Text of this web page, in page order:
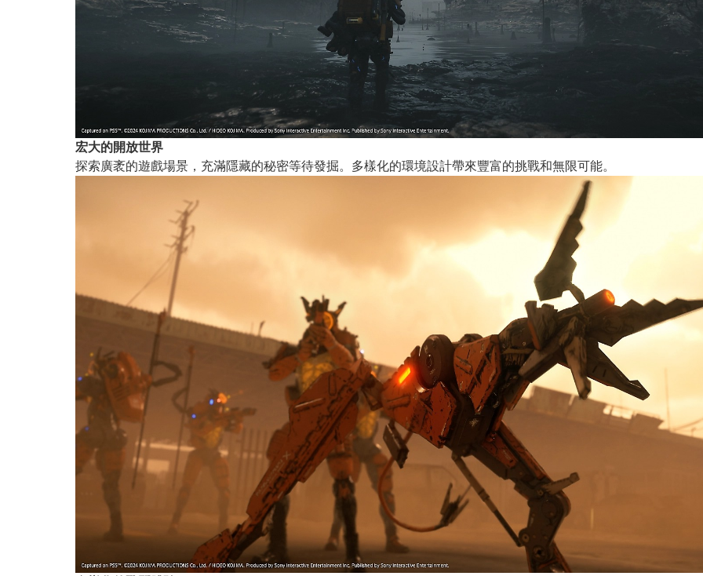
宏大的開放世界
探索廣袤的遊戲場景，充滿隱藏的秘密等待發掘。多樣化的環境設計帶來豐富的挑戰和無限可能。